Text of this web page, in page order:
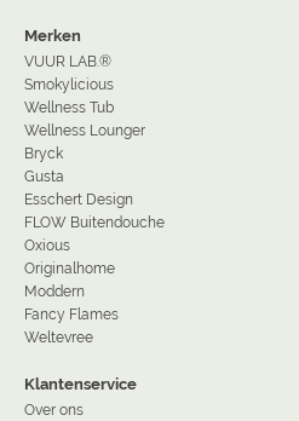
Merken
VUUR LAB.®
Smokylicious
Wellness Tub
Wellness Lounger
Bryck
Gusta
Esschert Design
FLOW Buitendouche
Oxious
Originalhome
Moddern
Fancy Flames
Weltevree
Klantenservice
Over ons